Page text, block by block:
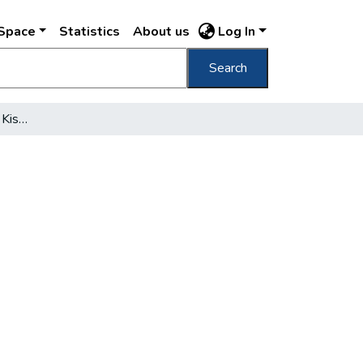
Statistics About us Log In
Search
Jánoskám, hozd csak be Kispestet!...